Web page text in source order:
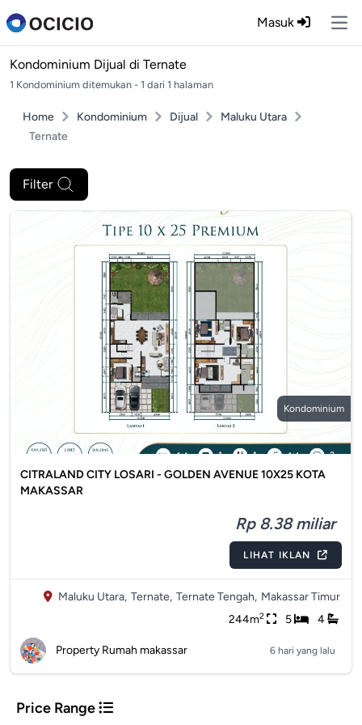
Masuk
Kondominium Dijual di Ternate
1 Kondominium ditemukan - 1 dari 1 halaman
Home Kondominium Dijual
Maluku Utara
Ternate
Filter
Kondominium
CITRALAND CITY LOSARI - GOLDEN AVENUE 10X25 KOTA
MAKASSAR
Rp 8.38 miliar
LIHAT IKLAN
Maluku Utara, Ternate, Ternate Tengah, Makassar Timur
244m2 5 4
Property Rumah makassar 6 hari yang lalu
Price Range